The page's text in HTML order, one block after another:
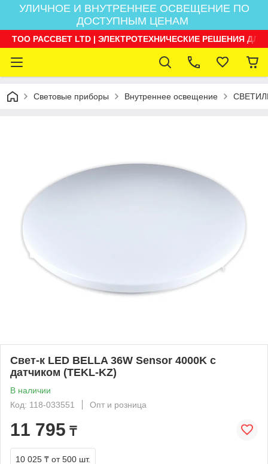
УЛИЧНОЕ И ВНУТРЕННЕЕ ОСВЕЩЕНИЕ ПО
ДОСТУПНЫМ ЦЕНАМ
ТОО РАССВЕТ LTD | ЭЛЕКТРОТЕХНИЧЕСКИЕ РЕШЕНИЯ
Световые приборы Внутреннее освещение
Свет-к LED BELLA 36W Sensor 4000K с
датчиком (TEKL-KZ)
В наличии
Код: 118-033551
Опт и розница
11 795 ₸
10 025 ₸ от 500 шт.